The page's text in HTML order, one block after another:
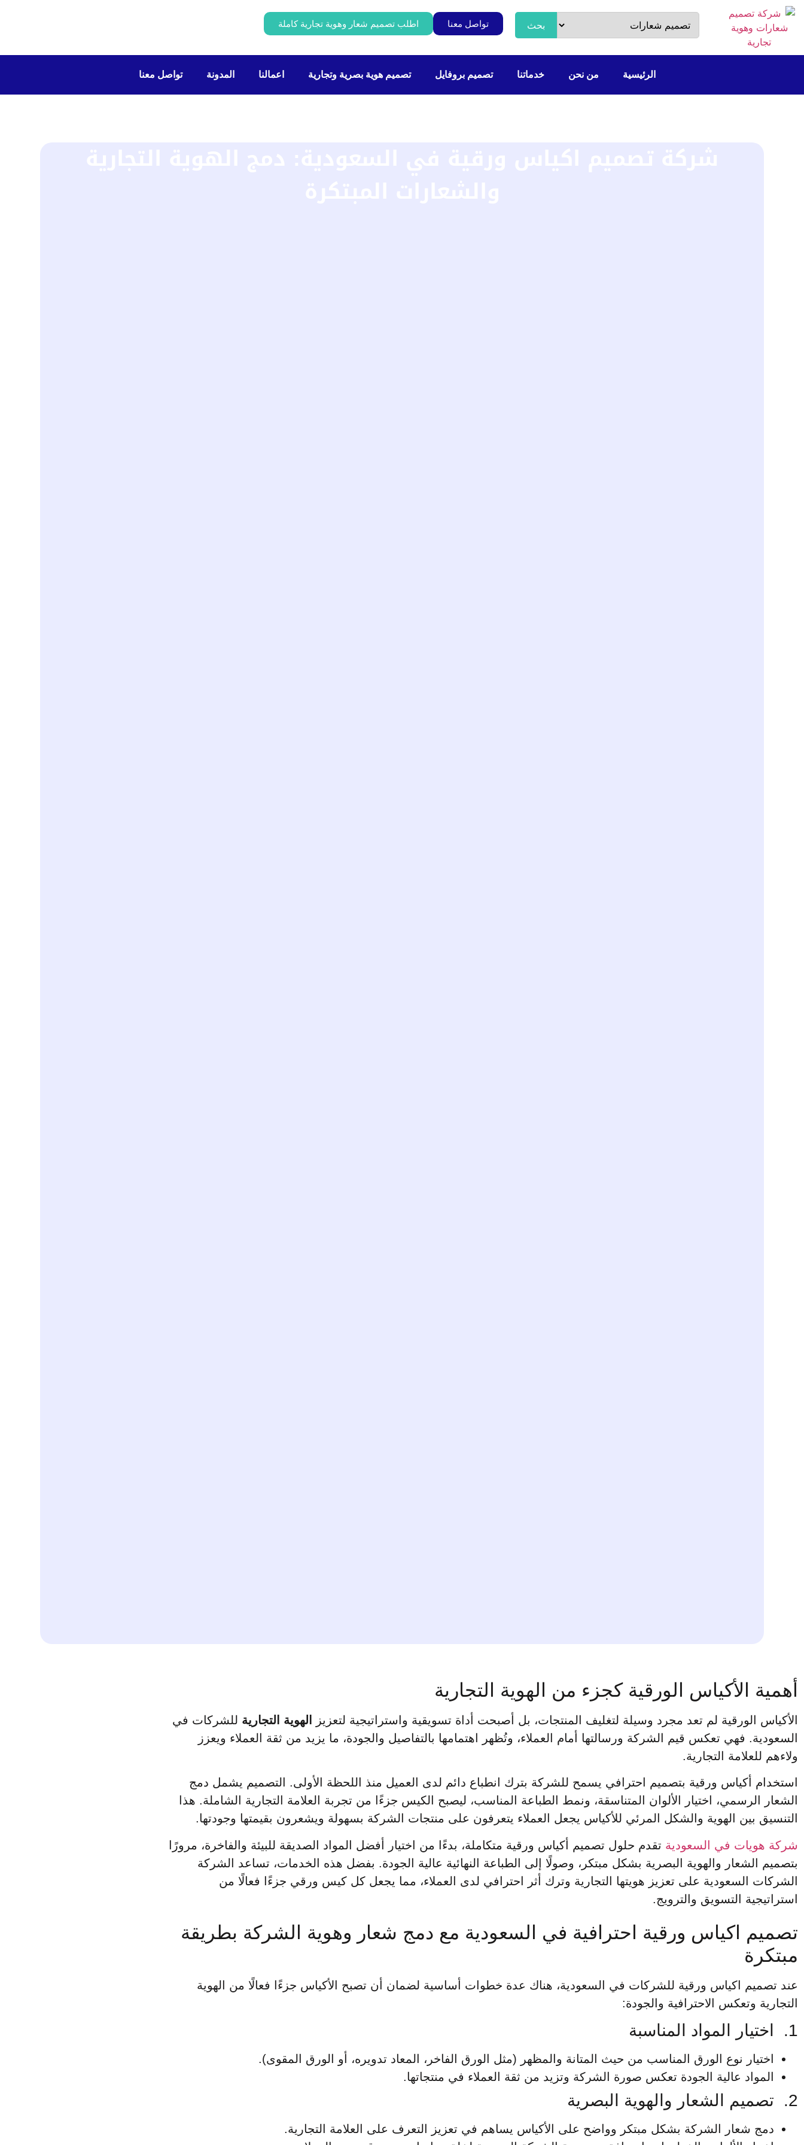
بحث تواصل معنا اطلب تصميم شعار وهوية تجارية كاملة
الرئيسية من نحن خدماتنا تصميم بروفايل تصميم هوية بصرية وتجارية اعمالنا المدونة تواصل معنا
أهمية الأكياس الورقية كجزء من الهوية التجارية
الأكياس الورقية لم تعد مجرد وسيلة لتغليف المنتجات، بل أصبحت أداة تسويقية واستراتيجية لتعزيز الهوية التجارية للشركات في
السعودية. فهي تعكس قيم الشركة ورسالتها أمام العملاء، وتُظهر اهتمامها بالتفاصيل والجودة، ما يزيد من ثقة العملاء ويعزز
ولاءهم للعلامة التجارية.
استخدام أكياس ورقية بتصميم احترافي يسمح للشركة بترك انطباع دائم لدى العميل منذ اللحظة الأولى. التصميم يشمل دمج
الشعار الرسمي، اختيار الألوان المتناسقة، ونمط الطباعة المناسب، ليصبح الكيس جزءًا من تجربة العلامة التجارية الشاملة. هذا
التنسيق بين الهوية والشكل المرئي للأكياس يجعل العملاء يتعرفون على منتجات الشركة بسهولة ويشعرون بقيمتها وجودتها.
شركة هويات في السعودية تقدم حلول تصميم أكياس ورقية متكاملة، بدءًا من اختيار أفضل المواد الصديقة للبيئة والفاخرة، مرورًا
بتصميم الشعار والهوية البصرية بشكل مبتكر، وصولًا إلى الطباعة النهائية عالية الجودة. بفضل هذه الخدمات، تساعد الشركة
الشركات السعودية على تعزيز هويتها التجارية وترك أثر احترافي لدى العملاء، مما يجعل كل كيس ورقي جزءًا فعالًا من
استراتيجية التسويق والترويج.
تصميم اكياس ورقية احترافية في السعودية مع دمج شعار وهوية الشركة بطريقة
مبتكرة
عند تصميم اكياس ورقية للشركات في السعودية، هناك عدة خطوات أساسية لضمان أن تصبح الأكياس جزءًا فعالًا من الهوية
التجارية وتعكس الاحترافية والجودة:
1. اختيار المواد المناسبة
اختيار نوع الورق المناسب من حيث المتانة والمظهر (مثل الورق الفاخر، المعاد تدويره، أو الورق المقوى).
المواد عالية الجودة تعكس صورة الشركة وتزيد من ثقة العملاء في منتجاتها.
2. تصميم الشعار والهوية البصرية
دمج شعار الشركة بشكل مبتكر وواضح على الأكياس يساهم في تعزيز التعرف على العلامة التجارية.